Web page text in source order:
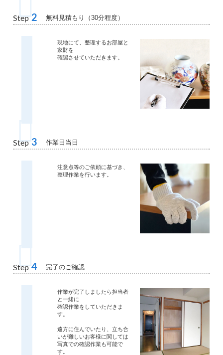
Step 2 無料見積もり（30分程度）
現地にて、整理するお部屋と
家財を
確認させていただきます。
Step 3 作業日当日
注意点等のご依頼に基づき、
整理作業を行います。
Step 4 完了のご確認
作業が完了しましたら担当者
と一緒に
確認作業をしていただきま
す。
遠方に住んでいたり、立ち合
いが難しいお客様に関しては
写真での確認作業も可能で
す。